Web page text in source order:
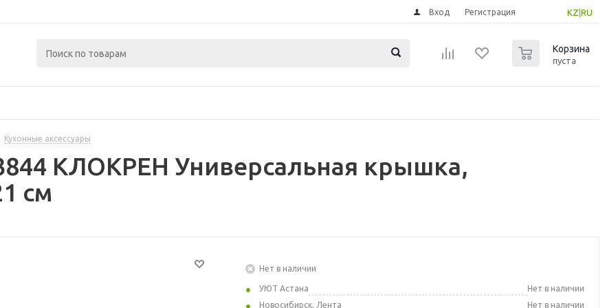
KZ RU
Вход Регистрация
Корзина
пуста
Кухонные аксессуары
КЛОКРЕН Универсальная крышка,
см
Нет в наличии
УЮТ Астана
Нет в наличии
Новосибирск, Лента
Нет в наличии